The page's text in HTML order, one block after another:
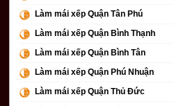
Làm mái xếp Quận Tân Phú
Làm mái xếp Quận Bình Thạnh
Làm mái xếp Quận Bình Tân
Làm mái xếp Quận Phú Nhuận
Làm mái xếp Quận Thủ Đức